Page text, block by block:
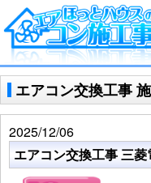
エアコン交換工事
2025/12/06
エアコン交換工事 三